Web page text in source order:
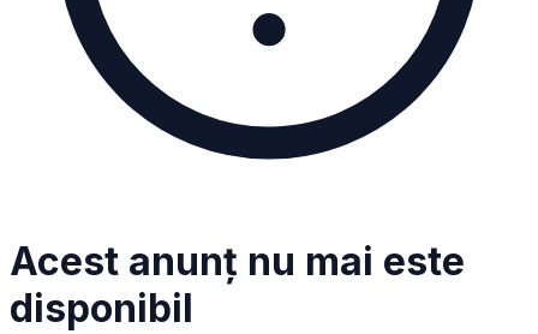
Acest anunț nu mai este
disponibil